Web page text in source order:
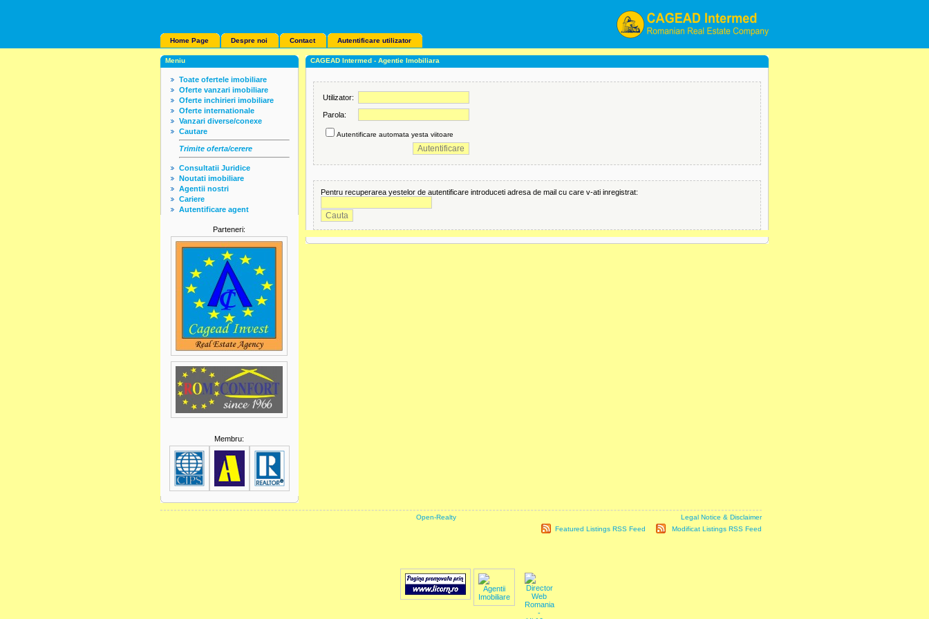
Home Page Despre noi Contact Autentificare utilizator
Meniu
Toate ofertele imobiliare
Oferte vanzari imobiliare
Oferte inchirieri imobiliare
Oferte internationale
Vanzari diverse/conexe
Cautare
Trimite oferta/cerere
Consultatii Juridice
Noutati imobiliare
Agentii nostri
Cariere
Autentificare agent
Parteneri:
Membru:
CAGEAD Intermed - Agentie Imobiliara
Utilizator:
Parola:
Autentificare automata yesta viitoare
Pentru recuperarea yestelor de autentificare introduceti adresa de mail cu care v-ati inregistrat:
Open-Realty
Legal Notice & Disclaimer
Featured Listings RSS Feed
Modificat Listings RSS Feed